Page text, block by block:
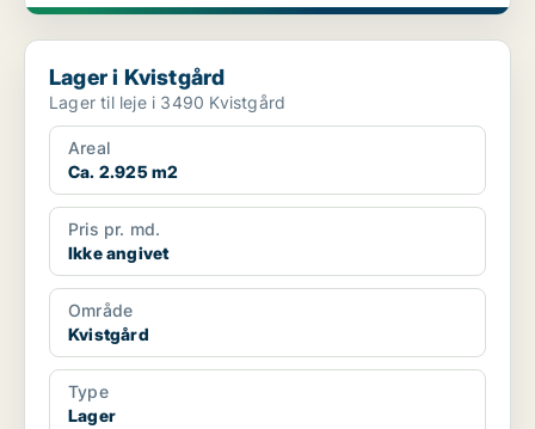
Lager i Kvistgård
Lager i Kvistgård
Lager til leje i 3490 Kvistgård
Areal
Ca. 2.925 m2
Pris pr. md.
Ikke angivet
Område
Kvistgård
Type
Lager